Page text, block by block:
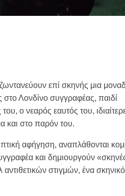
επί σκηνής μια
στο Λονδίνο συγγραφέας, παιδί
ο νεαρός εαυτός του,
και στο παρόν του.
αφήγηση, αναπλάθονται
και δημιουργούν
στιγμών, ένα σκηνικό